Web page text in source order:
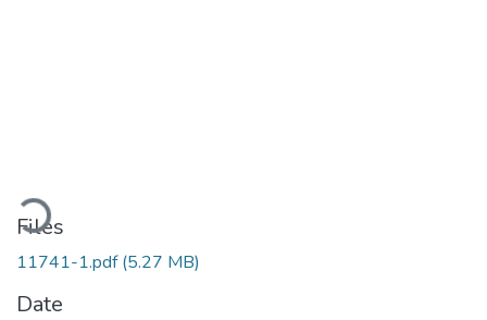
Files
11741-1.pdf(5.27 MB)
Date